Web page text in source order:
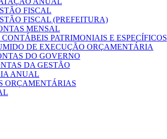
FISCAL
FISCAL (PREFEITURA)
MENSAL
PATRIMONIAIS E ESPECÍFICOS
DE EXECUÇÃO ORÇAMENTÁRIA
DO GOVERNO
DA GESTÃO
ANUAL
ORÇAMENTÁRIAS